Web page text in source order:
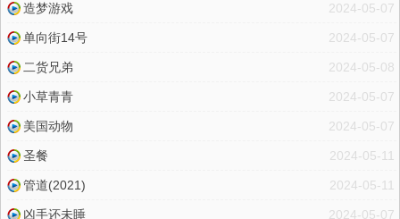
2024-05-07
造梦游戏
2024-05-07
单向街14号
2024-05-08
二货兄弟
2024-05-07
小草青青
2024-05-07
美国动物
2024-05-11
圣餐
2024-05-11
管道(2021)
2024-05-07
凶手还未睡